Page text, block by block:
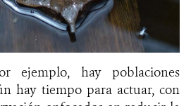
ejemplo, hay poblaciones
hay tiempo para actuar, con